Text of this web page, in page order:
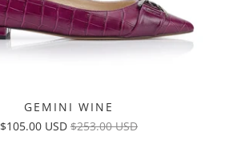
GEMINI WINE
$105.00 USD $253.00 USD